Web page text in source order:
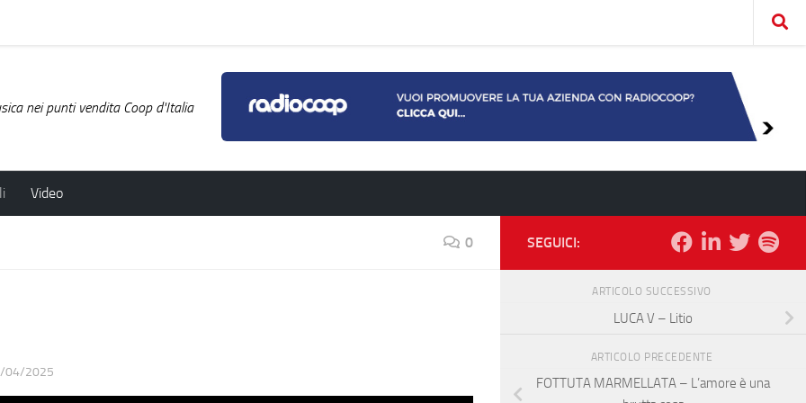
nei punti vendita Coop d'Italia
Video
0
04/2025
SEGUICI:
ARTICOLO SUCCESSIVO
LUCA V – Litio
ARTICOLO PRECEDENTE
FOTTUTA MARMELLATA – L’amore è una